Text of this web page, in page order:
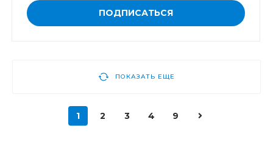
ПОДПИСАТЬСЯ
ПОКАЗАТЬ ЕЩЕ
1 2 3 4 9